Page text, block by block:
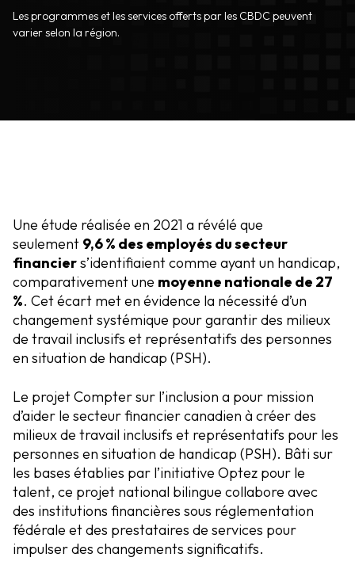
Les programmes et les services offerts par les CBDC peuvent
varier selon la région.
Une étude réalisée en 2021 a révélé que
seulement 9,6 % des employés du secteur
financiers’identifiaient comme ayant un handicap,
comparativement une moyenne nationale de 27
%. Cet écart met en évidence la nécessité d’un
changement systémique pour garantir des milieux
de travail inclusifs et représentatifs des personnes
en situation de handicap (PSH).
Le projetCompter sur l’inclusion a pour mission
d’aider le secteur financier canadien à créer des
milieux de travail inclusifs et représentatifs pour les
personnes en situation de handicap (PSH). Bâti sur
les bases établies par l’initiative Optez pour le
talent, ce projet national bilingue collabore avec
des institutions financières sous réglementation
fédérale et des prestataires de services pour
impulser des changements significatifs.